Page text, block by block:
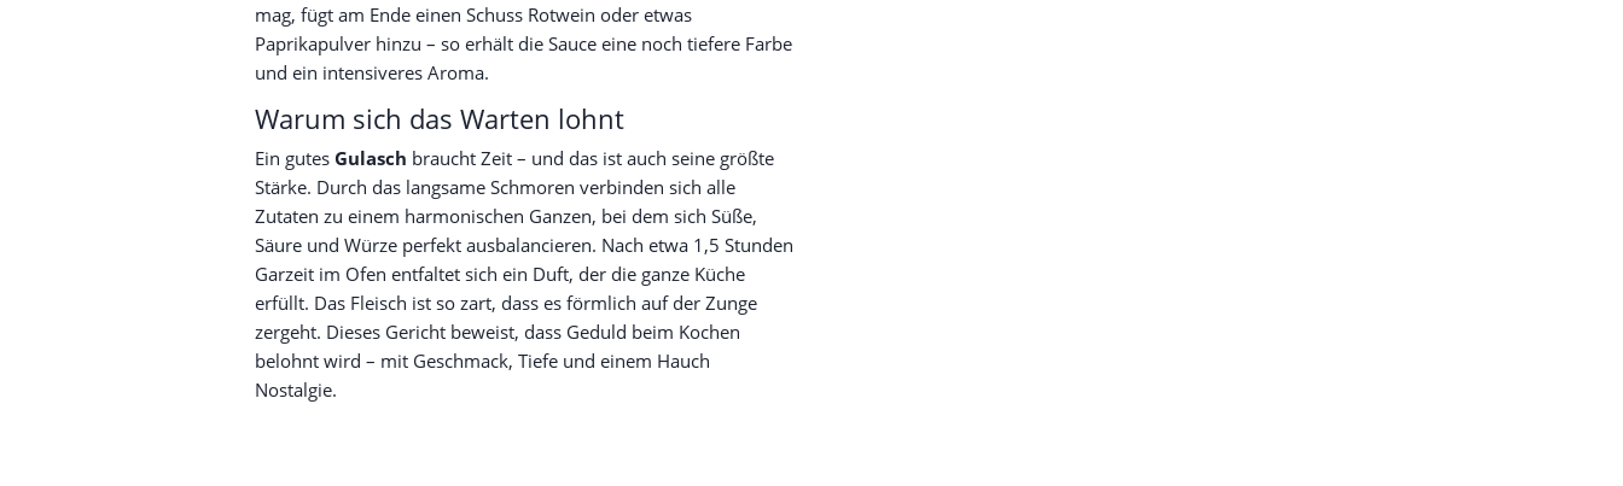
mag, fügt am Ende einen Schuss Rotwein oder etwas
Paprikapulver hinzu – so erhält die Sauce eine noch tiefere Farbe
und ein intensiveres Aroma.
Warum sich das Warten lohnt
Ein gutesGulasch braucht Zeit – und das ist auch seine größte
Stärke. Durch das langsame Schmoren verbinden sich alle
Zutaten zu einem harmonischen Ganzen, bei dem sich Süße,
Säure und Würze perfekt ausbalancieren. Nach etwa 1,5 Stunden
Garzeit im Ofen entfaltet sich ein Duft, der die ganze Küche
erfüllt. Das Fleisch ist so zart, dass es förmlich auf der Zunge
zergeht. Dieses Gericht beweist, dass Geduld beim Kochen
belohnt wird – mit Geschmack, Tiefe und einem Hauch
Nostalgie.